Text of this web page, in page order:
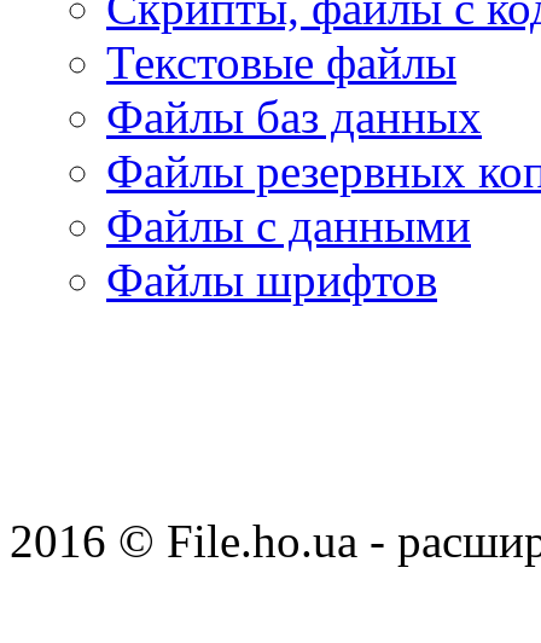
Текстовые файлы
Файлы баз данных
Файлы резервных
Файлы с данными
Файлы шрифтов
2016 © File.ho.ua -